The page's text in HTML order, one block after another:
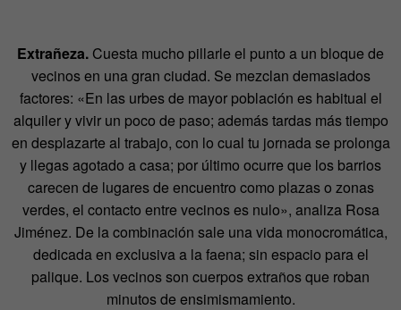
Extrañeza. Cuesta mucho pillarle el punto a un bloque de
vecinos en una gran ciudad. Se mezclan demasiados
factores: «En las urbes de mayor población es habitual el
alquiler y vivir un poco de paso; además tardas más tiempo
en desplazarte al trabajo, con lo cual tu jornada se prolonga
y llegas agotado a casa; por último ocurre que los barrios
carecen de lugares de encuentro como plazas o zonas
verdes, el contacto entre vecinos es nulo», analiza Rosa
Jiménez. De la combinación sale una vida monocromática,
dedicada en exclusiva a la faena; sin espacio para el
palique. Los vecinos son cuerpos extraños que roban
minutos de ensimismamiento.